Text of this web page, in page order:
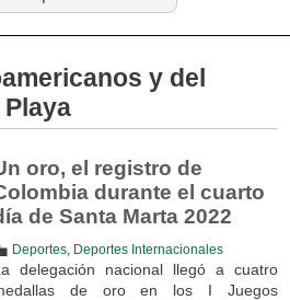
y del
oro, el registro de
durante el cuarto
de Santa Marta 2022
Deportes, Deportes Internacionales
delegación nacional llegó a cuatro
de oro en los I Juegos